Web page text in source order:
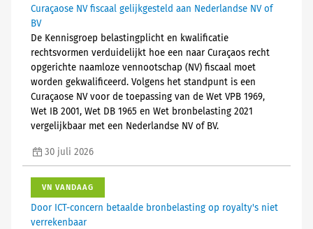
Curaçaose NV fiscaal gelijkgesteld aan Nederlandse NV of
BV
De Kennisgroep belastingplicht en kwalificatie
rechtsvormen verduidelijkt hoe een naar Curaçaos recht
opgerichte naamloze vennootschap (NV) fiscaal moet
worden gekwalificeerd. Volgens het standpunt is een
Curaçaose NV voor de toepassing van de Wet VPB 1969,
Wet IB 2001, Wet DB 1965 en Wet bronbelasting 2021
vergelijkbaar met een Nederlandse NV of BV.
30 juli 2026
VN VANDAAG
Door ICT-concern betaalde bronbelasting op royalty's niet
verrekenbaar